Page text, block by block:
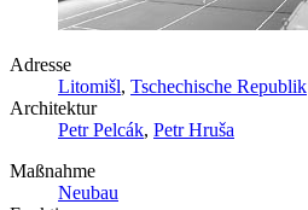
Adresse
Litomišl, Tschechische Republik
Architektur
Petr Pelcák, Petr Hruša
Maßnahme
Neubau